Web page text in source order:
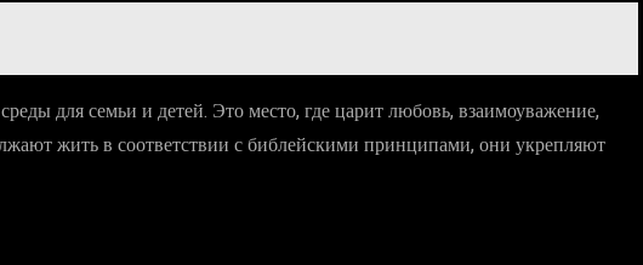
для семьи и детей. Это место, где царит любовь, взаимоуважение,
жить в соответствии с библейскими принципами, они укрепляют